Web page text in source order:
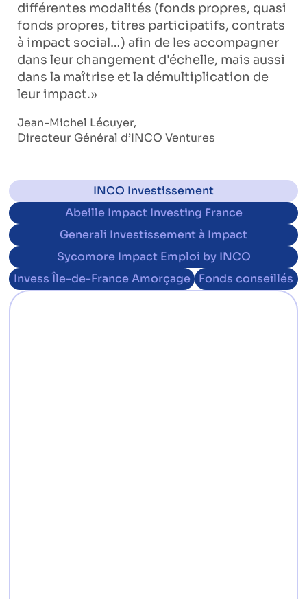
différentes modalités (fonds propres, quasi
fonds propres, titres participatifs, contrats
à impact social…) afin de les accompagner
dans leur changement d'échelle, mais aussi
dans la maîtrise et la démultiplication de
leur impact.»
Jean-Michel Lécuyer,
Directeur Général d’INCO Ventures
INCO Investissement
Abeille Impact Investing France
Generali Investissement à Impact
Sycomore Impact Emploi by INCO
Invess Île-de-France Amorçage
Fonds conseillés